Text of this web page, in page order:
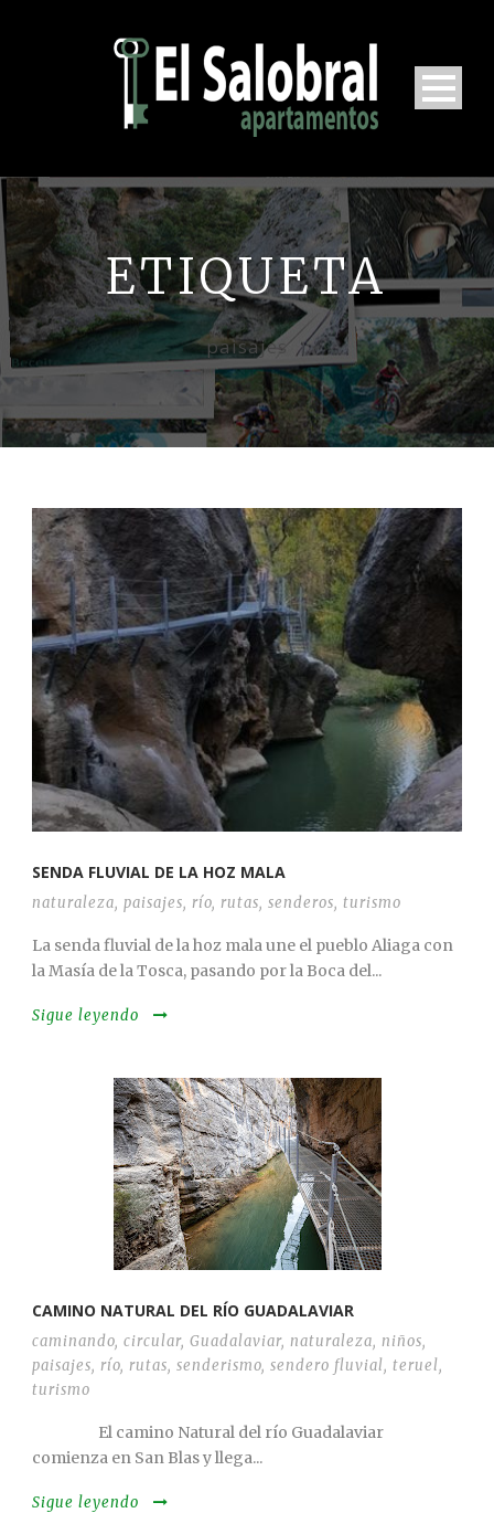
ETIQUETA
paisajes
SENDA FLUVIAL DE LA HOZ MALA
naturaleza, paisajes, río, rutas, senderos, turismo
La senda fluvial de la hoz mala une el pueblo Aliaga con
la Masía de la Tosca, pasando por la Boca del...
Sigue leyendo
CAMINO NATURAL DEL RÍO GUADALAVIAR
caminando, circular, Guadalaviar, naturaleza, niños,
paisajes, río, rutas, senderismo, sendero fluvial, teruel,
turismo
El camino Natural del río Guadalaviar
comienza en San Blas y llega...
Sigue leyendo